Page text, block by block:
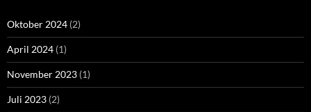
Oktober 2024 (2)
April 2024 (1)
November 2023 (1)
Juli 2023 (2)